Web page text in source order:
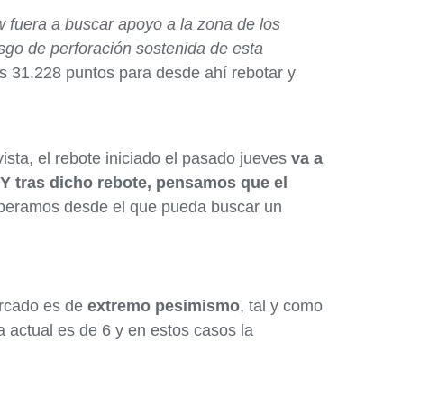
fuera a buscar apoyo a la zona de los
de perforación sostenida de esta
31.228 puntos para desde ahí rebotar y
el rebote iniciado el pasado jueves va a
tras dicho rebote, pensamos que el
desde el que pueda buscar un
es de extremo pesimismo, tal y como
actual es de 6 y en estos casos la